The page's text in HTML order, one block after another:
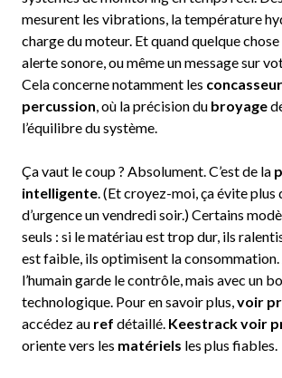
mesurent les vibrations, la température
charge du moteur. Et quand quelque
alerte sonore, ou même un message sur
Cela concerne notamment les
percussion, où la précision du broyage
l’équilibre du système.
Ça vaut le coup ? Absolument. C’est de la
intelligente. (Et croyez-moi, ça évite plus
d’urgence un vendredi soir.) Certains
seuls : si le matériau est trop dur, ils
est faible, ils optimisent la
l’humain garde le contrôle, mais avec un
technologique. Pour en savoir plus,voir
accédez au ref détaillé. Keestrack voir
oriente vers les matériels les plus fiables.